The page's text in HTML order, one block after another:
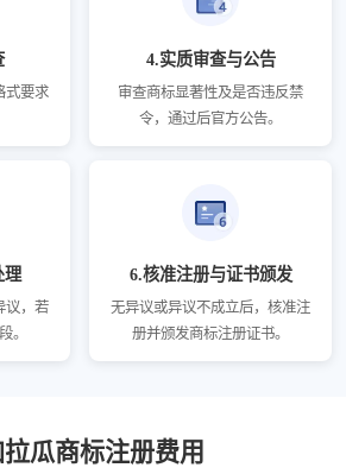
式要求
4.实质审查与公告
审查商标显著性及是否违反禁
令，通过后官方公告。
理
议，若
。
6.核准注册与证书颁发
无异议或异议不成立后，核准注
册并颁发商标注册证书。
瓜商标注册费用